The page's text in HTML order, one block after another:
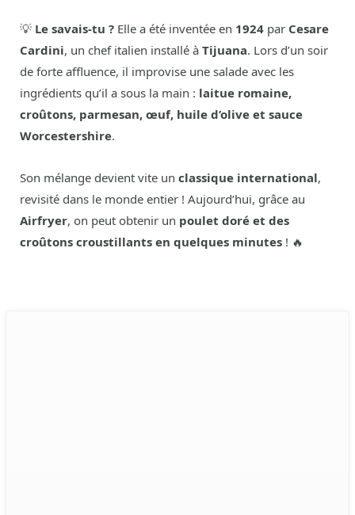
💡 Le savais-tu ? Elle a été inventée en 1924 par Cesare
Cardini, un chef italien installé à Tijuana. Lors d’un soir
de forte affluence, il improvise une salade avec les
ingrédients qu’il a sous la main : laitue romaine,
croûtons, parmesan, œuf, huile d’olive et sauce
Worcestershire.
Son mélange devient vite un classique international,
revisité dans le monde entier ! Aujourd’hui, grâce au
Airfryer, on peut obtenir un poulet doré et des
croûtons croustillants en quelques minutes ! 🔥